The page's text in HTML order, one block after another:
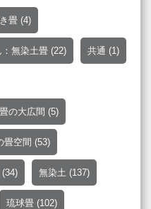
畳 (4)
無染土畳 (22) 共通 (1)
の大広間 (5)
畳空間 (53)
(34) 無染土 (137)
琉球畳 (102)